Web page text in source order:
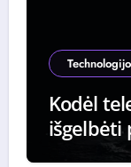
Kodėl
išgelbėti